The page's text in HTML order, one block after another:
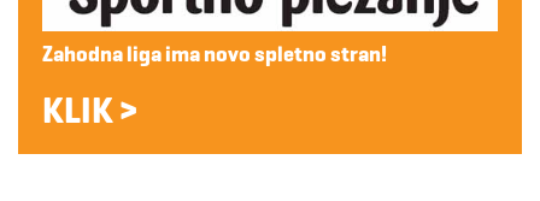
Zahodna liga ima novo spletno stran!
KLIK >